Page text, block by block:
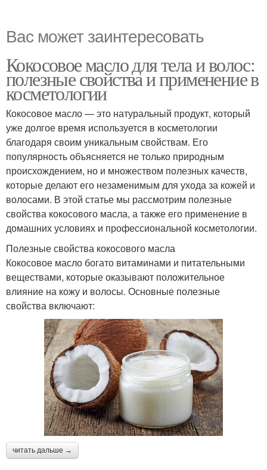
Вас может заинтересовать
Кокосовое масло для тела и волос:
полезные свойства и применение в
косметологии
Кокосовое масло — это натуральный продукт, который
уже долгое время используется в косметологии
благодаря своим уникальным свойствам. Его
популярность объясняется не только природным
происхождением, но и множеством полезных качеств,
которые делают его незаменимым для ухода за кожей и
волосами. В этой статье мы рассмотрим полезные
свойства кокосового масла, а также его применение в
домашних условиях и профессиональной косметологии.
Полезные свойства кокосового масла
Кокосовое масло богато витаминами и питательными
веществами, которые оказывают положительное
влияние на кожу и волосы. Основные полезные
свойства включают:
читать дальше →